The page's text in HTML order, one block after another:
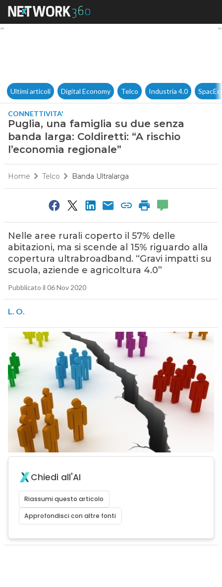
Puglia, una famiglia su due
Ultimi articoli Digital Economy Telco Industria 4.0
CONNETTIVITA'
Puglia, una famiglia su due senza
banda larga: Coldiretti: “A rischio
l’economia regionale”
Home Telco Banda Ultralarga
Nelle aree rurali coperto il 57% delle
abitazioni, ma si scende al 15% riguardo alla
copertura ultrabroadband. “Gravi impatti su
scuola, aziende e agricoltura 4.0”
Pubblicato il 06 Nov 2020
L. O.
Chiedi all'AI
Riassumi questo articolo
Approfondisci con altre fonti